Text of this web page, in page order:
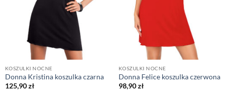
KOSZULKI NOCNE
Donna Kristina koszulka czarna
125,90zł
KOSZULKI NOCNE
Donna Felice koszulka czerwona
98,90zł